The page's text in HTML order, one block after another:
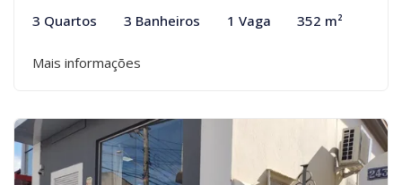
3 Quartos 3 Banheiros 1 Vaga 352 m²
Mais informações